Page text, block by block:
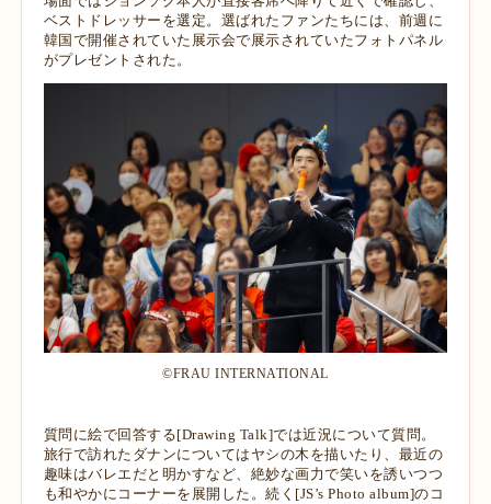
ベストドレッサーを選定。選ばれたファンたちには、前週に
韓国で開催されていた展示会で展示されていたフォトパネル
がプレゼントされた。
©︎FRAU INTERNATIONAL
質問に絵で回答する[Drawing Talk]では近況について質問。
旅行で訪れたダナンについてはヤシの木を描いたり、最近の
趣味はバレエだと明かすなど、絶妙な画力で笑いを誘いつつ
も和やかにコーナーを展開した。続く[JS’s Photo album]のコ